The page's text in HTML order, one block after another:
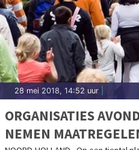
28 mei 2018, 14:52 uur
ORGANISATIES
NEMEN